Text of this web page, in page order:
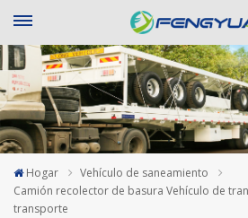
Hogar
Vehículo de saneamiento
Camión recolector de basura Vehículo de
transporte